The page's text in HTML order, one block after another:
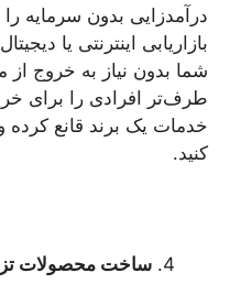
درآمدزایی بدون سرمایه
بازاریابی اینترنتی یا
شما بدون نیاز به خروج از
طرف‌تر افرادی را برای
خدمات یک برند قانع
کنید.
ساخت محصولات